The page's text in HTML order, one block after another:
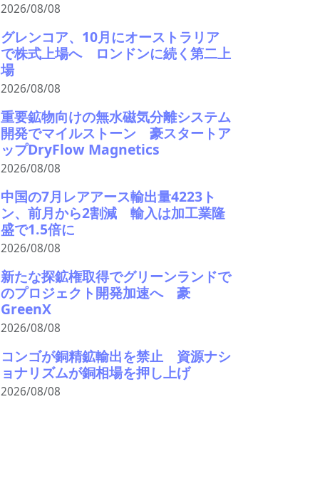
2026/08/08
グレンコア、10月にオーストラリア
で株式上場へ ロンドンに続く第二上
場
2026/08/08
重要鉱物向けの無水磁気分離システム
開発でマイルストーン 豪スタートア
ップDryFlow Magnetics
2026/08/08
中国の7月レアアース輸出量4223ト
ン、前月から2割減 輸入は加工業隆
盛で1.5倍に
2026/08/08
新たな探鉱権取得でグリーンランドで
のプロジェクト開発加速へ 豪
GreenX
2026/08/08
コンゴが銅精鉱輸出を禁止 資源ナシ
ョナリズムが銅相場を押し上げ
2026/08/08